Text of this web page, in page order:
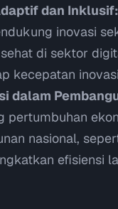
dan Inklusif:
inovasi
di sektor
kecepatan
dalam
pertumbuhan
nasional,
efisiensi